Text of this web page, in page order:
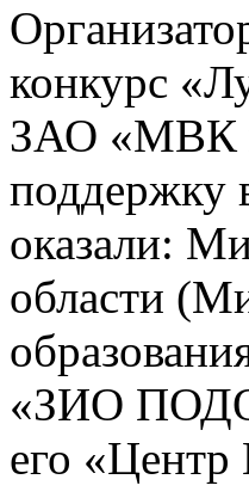
конкурс
ЗАО «МВК
поддержку
оказали:
области
«ЗИО
его «Центр